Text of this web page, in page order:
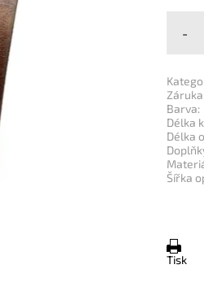
-
Záruka:
Barva:
Délka
Délka
Šířka
Tisk